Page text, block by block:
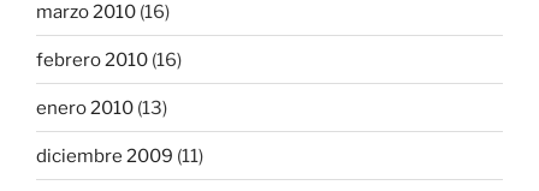
marzo 2010 (16)
febrero 2010 (16)
enero 2010 (13)
diciembre 2009 (11)